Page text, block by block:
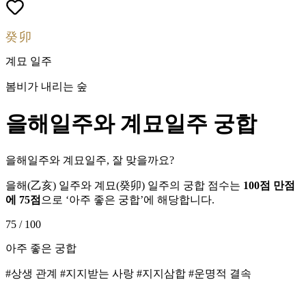
癸卯
계묘 일주
봄비가 내리는 숲
을해일주와 계묘일주 궁합
을해일주와 계묘일주, 잘 맞을까요?
을해(乙亥) 일주와 계묘(癸卯) 일주의 궁합 점수는 100점 만점
에 75점 으로 ‘아주 좋은 궁합’에 해당합니다.
75 / 100
아주 좋은 궁합
#상생 관계 #지지받는 사랑 #지지삼합 #운명적 결속